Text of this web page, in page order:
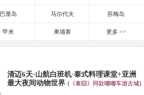
巴厘岛 马尔代夫 苏梅岛
甲米 柬埔寨 更多 >>
清迈6天·山航白班机·泰式料理课堂+亚洲
最大夜间动物世界 (《泰囧》同款嘟嘟车游古城)